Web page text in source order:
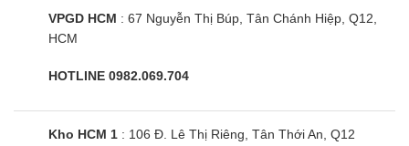
VPGD HCM : 67 Nguyễn Thị Búp, Tân Chánh Hiệp, Q12,
HCM
HOTLINE 0982.069.704
Kho HCM 1 : 106 Đ. Lê Thị Riêng, Tân Thới An, Q12